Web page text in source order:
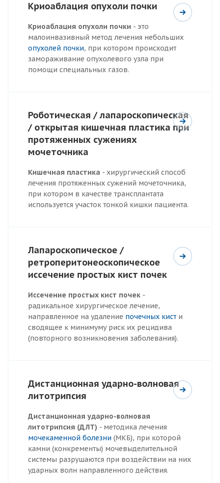
Криоаблация опухоли почки
Криоаблация опухоли почки - это
малоинвазивный метод лечения небольших
опухолей почки, при котором происходит
замораживание опухолевого узла при
помощи специальных газов.
Роботическая / лапароскопическая
/ открытая кишечная пластика при
протяженных сужениях
мочеточника
Кишечная пластика - хирургический способ
лечения протяженных сужений мочеточника,
при котором в качестве трансплантата
используется участок тонкой кишки пациента.
Лапароскопическое /
ретроперитонеоскопическое
иссечение простых кист почек
Иссечение простых кист почек -
радикальное хирургическое лечение,
направленное на удаление почечных кист и
сводящее к минимуму риск их рецидива
(повторного возникновения заболевания).
Дистанционная ударно-волновая
литотрипсия
Дистанционная ударно-волновая
литотрипсия (ДЛТ) - методика лечения
мочекаменной болезни (МКБ), при которой
камни (конкременты) мочевыделительной
системы разрушаются при воздействии на них
ударных волн направленного действия.